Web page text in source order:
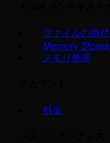
ファイルの添
Memory Stores
メモリ整理
料金